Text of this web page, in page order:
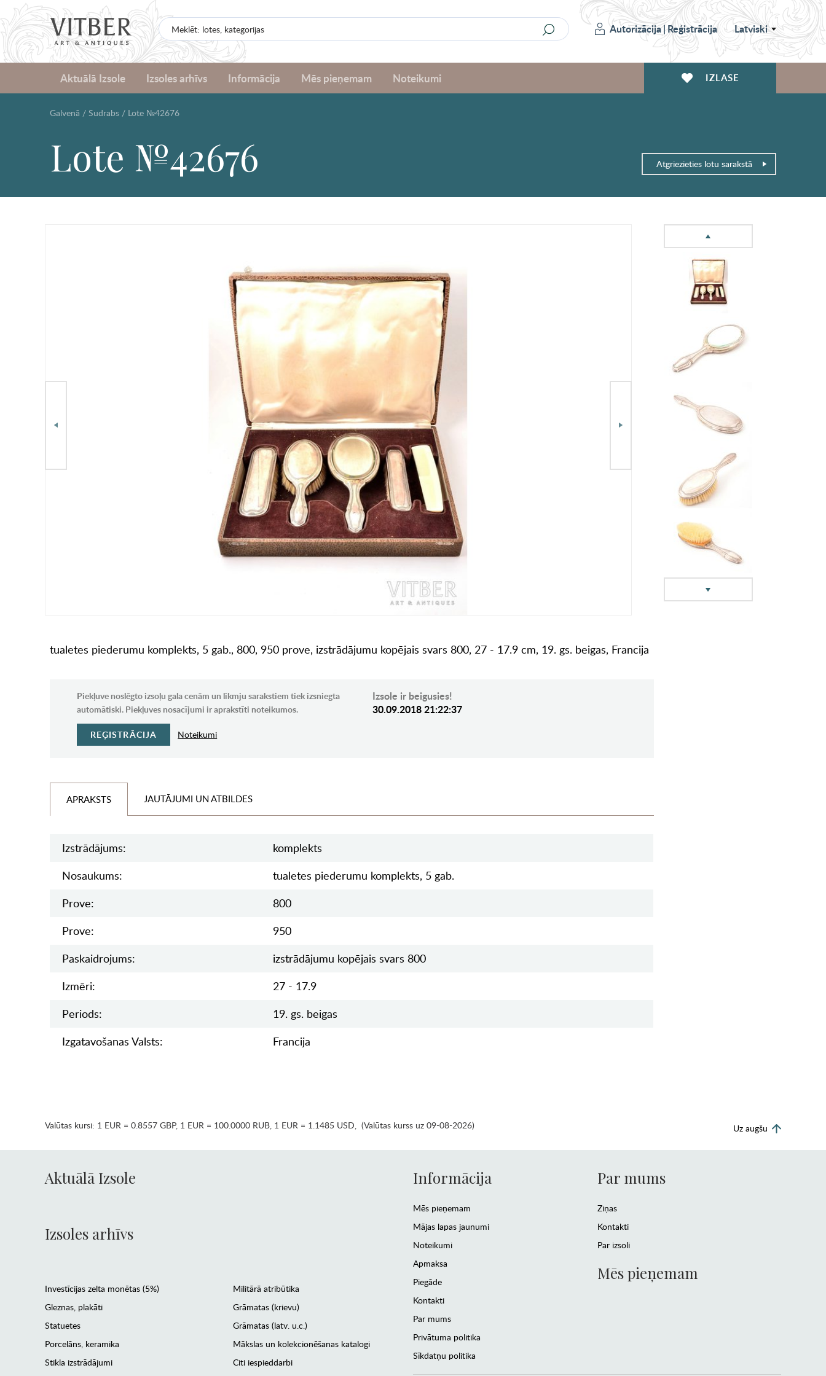
Autorizācija|Reģistrācija Latviski
Aktuālā Izsole Izsoles arhīvs Informācija Mēs pieņemam Noteikumi IZLASE
Galvenā / Sudrabs / Lote №42676
Lote №42676 Atgriezieties lotu sarakstā
tualetes piederumu komplekts, 5 gab., 800, 950 prove, izstrādājumu kopējais svars 800, 27 - 17.9 cm, 19. gs. beigas, Francija
Piekļuve noslēgto izsoļu gala cenām un likmju sarakstiem tiek izsniegta
automātiski. Piekļuves nosacījumi ir aprakstīti noteikumos.
REĢISTRĀCIJA Noteikumi
Izsole ir beigusies!
30.09.2018 21:22:37
APRAKSTS JAUTĀJUMI UN ATBILDES
Izstrādājums:
komplekts
Nosaukums:
tualetes piederumu komplekts, 5 gab.
Prove:
800
Prove:
950
Paskaidrojums:
izstrādājumu kopējais svars 800
Izmēri:
27 - 17.9
Periods:
19. gs. beigas
Izgatavošanas Valsts:
Francija
Valūtas kursi: 1 EUR = 0.8557 GBP, 1 EUR = 100.0000 RUB, 1 EUR = 1.1485 USD, (Valūtas kurss uz 09-08-2026) Uz augšu
Aktuālā Izsole
Izsoles arhīvs
Investīcijas zelta monētas (5%)
Gleznas, plakāti
Statuetes
Porcelāns, keramika
Stikla izstrādājumi
Militārā atribūtika
Grāmatas (krievu)
Grāmatas (latv. u.c.)
Mākslas un kolekcionēšanas katalogi
Citi iespieddarbi
Informācija
Mēs pieņemam
Mājas lapas jaunumi
Noteikumi
Apmaksa
Piegāde
Kontakti
Par mums
Privātuma politika
Sīkdatņu politika
Par mums
Ziņas
Kontakti
Par izsoli
Mēs pieņemam